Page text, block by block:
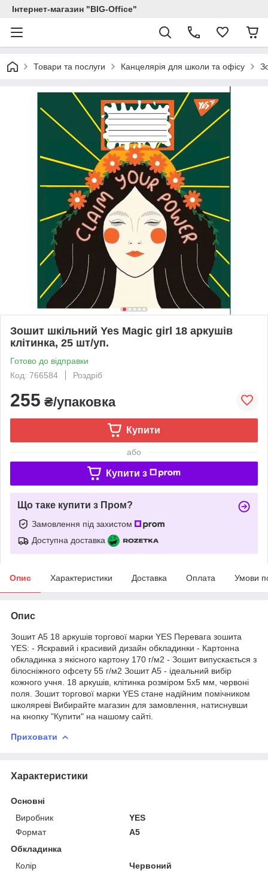
Інтернет-магазин "BIG-Office"
Товари та послуги Канцелярія для школи та офісу
Зошит шкільний Yes Magic girl 18 аркушів
клітинка, 25 шт/уп.
Готово до відправки
Код: 766584
Роздріб
255 ₴/упаковка
Купити
або
Купити з
Що таке купити з Пром?
Замовлення під захистом
Доступна доставка
Опис Характеристики Доставка Оплата Умови
Опис
Зошит А5 18 аркушів торгової марки YES Перевага зошита
YES: - Яскравий і красивий дизайн обкладинки - Картонна
обкладинка з якісного картону 170 г/м2 - Зошит випускається з
білосніжного офсету 55 г/м2 Зошит А5 - ідеальний вибір
кожного учня. 18 аркушів, клітинка розміром 5х5 мм, червоні
поля. Зошит торгової марки YES стане надійним помічником
школяреві Вибирайте магазин для замовлення, натиснувши
на кнопку "Купити" на нашому сайті.
Приховати
Характеристики
Основні
Виробник
YES
Формат
A5
Обкладинка
Колір
Червоний